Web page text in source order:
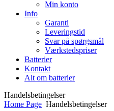
Min konto
Info
Garanti
Leveringstid
Svar på spørgsmål
Værkstedspriser
Batterier
Kontakt
Alt om batterier
Handelsbetingelser
Home Page Handelsbetingelser